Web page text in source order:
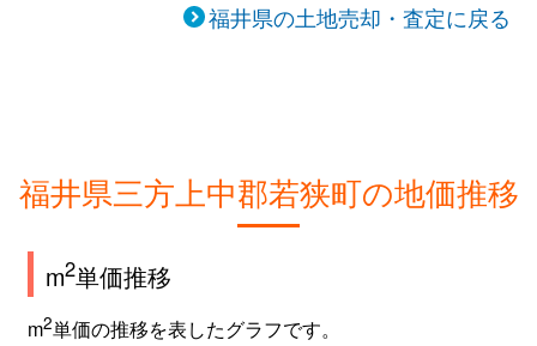
福井県の土地売却・査定に戻る
福井県三方上中郡若狭町の地価推移
m2単価推移
m2単価の推移を表したグラフです。